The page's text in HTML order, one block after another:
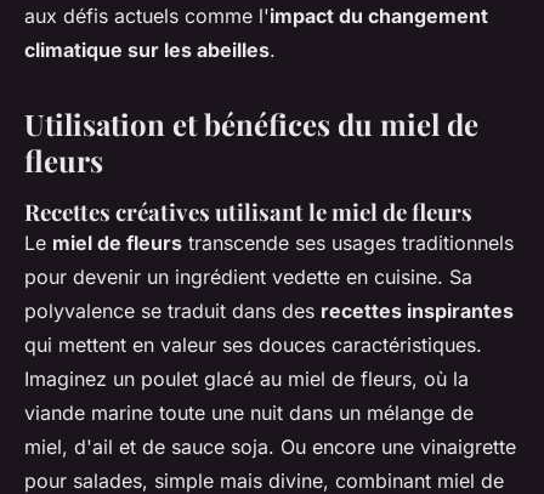
aux défis actuels comme l'impact du changement
climatique sur les abeilles.
Utilisation et bénéfices du miel de
fleurs
Recettes créatives utilisant le miel de fleurs
Le miel de fleurs transcende ses usages traditionnels
pour devenir un ingrédient vedette en cuisine. Sa
polyvalence se traduit dans des recettes inspirantes
qui mettent en valeur ses douces caractéristiques.
Imaginez un poulet glacé au miel de fleurs, où la
viande marine toute une nuit dans un mélange de
miel, d'ail et de sauce soja. Ou encore une vinaigrette
pour salades, simple mais divine, combinant miel de